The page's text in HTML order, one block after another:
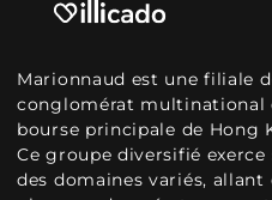
Marionnaud est une filiale
conglomérat multinational
bourse principale de Hong
Ce groupe diversifié
des domaines variés, allant